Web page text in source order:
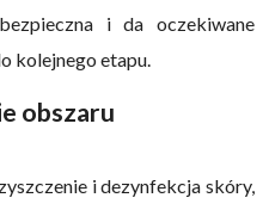
i da oczekiwane
kolejnego etapu.
obszaru
i dezynfekcja skóry,